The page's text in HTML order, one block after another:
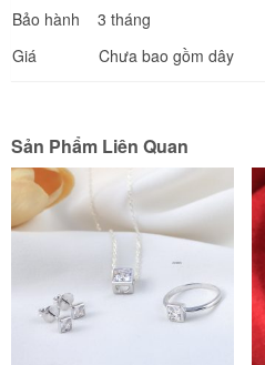
Bảo hành 3 tháng
Giá Chưa bao gồm dây
Sản Phẩm Liên Quan